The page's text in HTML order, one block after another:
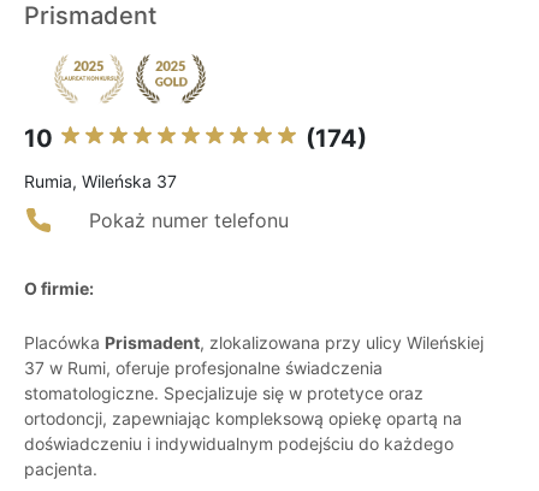
Prismadent
10 (174)
Rumia, Wileńska 37
Pokaż numer telefonu
O firmie:
Placówka Prismadent, zlokalizowana przy ulicy Wileńskiej
37 w Rumi, oferuje profesjonalne świadczenia
stomatologiczne. Specjalizuje się w protetyce oraz
ortodoncji, zapewniając kompleksową opiekę opartą na
doświadczeniu i indywidualnym podejściu do każdego
pacjenta.